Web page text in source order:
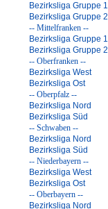
Bezirksliga Gruppe 1
Bezirksliga Gruppe 2
-- Mittelfranken --
Bezirksliga Gruppe 1
Bezirksliga Gruppe 2
-- Oberfranken --
Bezirksliga West
Bezirksliga Ost
-- Oberpfalz --
Bezirksliga Nord
Bezirksliga Süd
-- Schwaben --
Bezirksliga Nord
Bezirksliga Süd
-- Niederbayern --
Bezirksliga West
Bezirksliga Ost
-- Oberbayern --
Bezirksliga Nord